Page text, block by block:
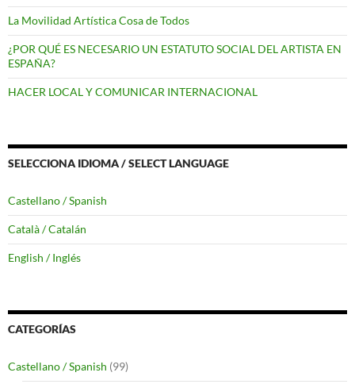
La Movilidad Artística Cosa de Todos
¿POR QUÉ ES NECESARIO UN ESTATUTO SOCIAL DEL ARTISTA EN
ESPAÑA?
HACER LOCAL Y COMUNICAR INTERNACIONAL
SELECCIONA IDIOMA / SELECT LANGUAGE
Castellano / Spanish
Català / Catalán
English / Inglés
CATEGORÍAS
Castellano / Spanish (99)